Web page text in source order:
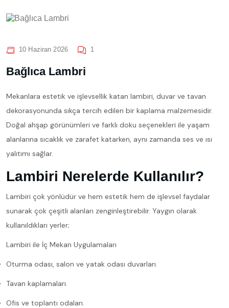
10 Haziran 2026 1
Bağlıca Lambri
Mekanlara estetik ve işlevsellik katan lambiri, duvar ve tavan
dekorasyonunda sıkça tercih edilen bir kaplama malzemesidir.
Doğal ahşap görünümleri ve farklı doku seçenekleri ile yaşam
alanlarına sıcaklık ve zarafet katarken, aynı zamanda ses ve ısı
yalıtımı sağlar.
Lambiri Nerelerde Kullanılır?
Lambiri çok yönlüdür ve hem estetik hem de işlevsel faydalar
sunarak çok çeşitli alanları zenginleştirebilir. Yaygın olarak
kullanıldıkları yerler;
Lambiri ile İç Mekan Uygulamaları
Oturma odası, salon ve yatak odası duvarları.
Tavan kaplamaları.
Ofis ve toplantı odaları.